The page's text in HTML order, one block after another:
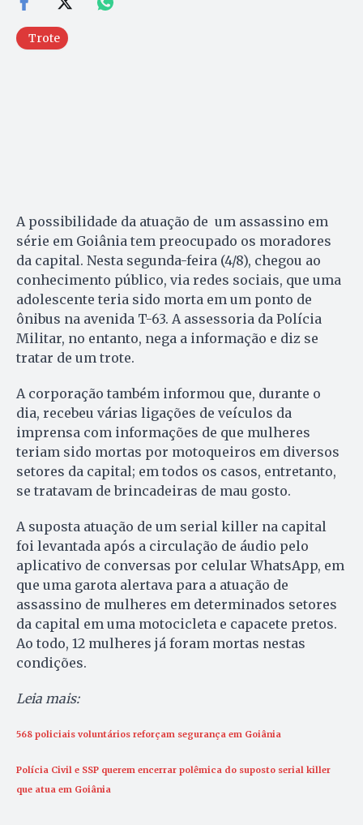
Trote
A possibilidade da atuação de um assassino em
série em Goiânia tem preocupado os moradores
da capital. Nesta segunda-feira (4/8), chegou ao
conhecimento público, via redes sociais, que uma
adolescente teria sido morta em um ponto de
ônibus na avenida T-63. A assessoria da Polícia
Militar, no entanto, nega a informação e diz se
tratar de um trote.
A corporação também informou que, durante o
dia, recebeu várias ligações de veículos da
imprensa com informações de que mulheres
teriam sido mortas por motoqueiros em diversos
setores da capital; em todos os casos, entretanto,
se tratavam de brincadeiras de mau gosto.
A suposta atuação de um serial killer na capital
foi levantada após a circulação de áudio pelo
aplicativo de conversas por celular WhatsApp, em
que uma garota alertava para a atuação de
assassino de mulheres em determinados setores
da capital em uma motocicleta e capacete pretos.
Ao todo, 12 mulheres já foram mortas nestas
condições.
Leia mais:
568 policiais voluntários reforçam segurança em Goiânia
Polícia Civil e SSP querem encerrar polêmica do suposto serial killer
que atua em Goiânia